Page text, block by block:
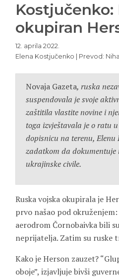
Kostjučenko:
okupiran
12. aprila 2022.
Elena Kostjučenko | Prevod:
Novaja Gazeta, ruska
suspendovala je svoje
zaštitila vlastite novine i
toga izvještavala je o ratu
dopisnicu na terenu, Elenu
zadatkom da
ukrajinske civile.
Ruska vojska okupirala je
prvo našao pod okruženjem:
aerodrom Čornobaivka bili
neprijatelja. Zatim su ruske
Kako je Herson zauzet?
oboje”, izjavljuje bivši